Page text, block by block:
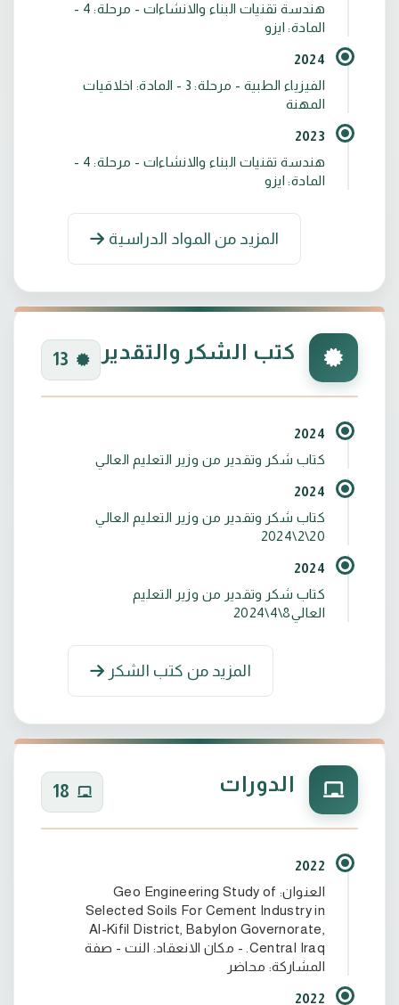
هندسة تقنيات البناء والانشاءات - مرحلة: 4 -
المادة: ايزو
2024
الفيزياء الطبية - مرحلة: 3 - المادة: اخلاقيات
المهنة
2023
هندسة تقنيات البناء والانشاءات - مرحلة: 4 -
المادة: ايزو
المزيد من المواد الدراسية
كتب الشكر والتقدير 13
2024
كتاب شكر وتقدير من وزير التعليم العالي
2024
كتاب شكر وتقدير من وزير التعليم العالي
20\2\2024
2024
كتاب شكر وتقدير من وزير التعليم
العالي8\4\2024
المزيد من كتب الشكر
الدورات 18
2022
العنوان: Geo Engineering Study of
Selected Soils For Cement Industry in
Al-Kifil District, Babylon Governorate,
Central Iraq. - مكان الانعقاد: النت - صفة
المشاركة: محاضر
2022